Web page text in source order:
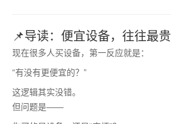
📌导读：便宜设备，往往最贵
现在很多人买设备，第一反应就是：
“有没有更便宜的？”
这逻辑其实没错。
但问题是——